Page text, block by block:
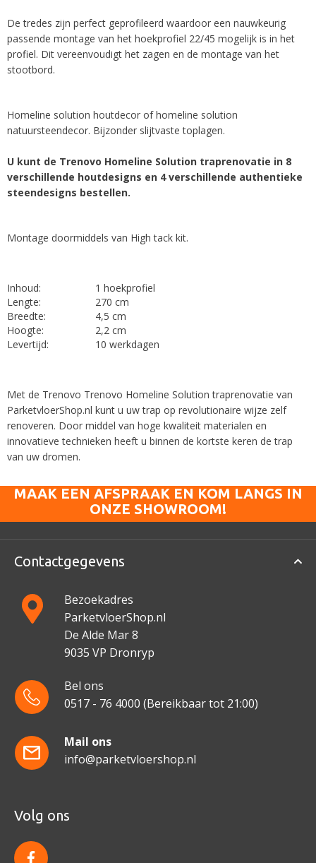
De tredes zijn perfect geprofileerd waardoor een nauwkeurig
passende montage van het hoekprofiel 22/45 mogelijk is in het
profiel. Dit vereenvoudigt het zagen en de montage van het
stootbord.
Homeline solution houtdecor of homeline solution
natuursteendecor. Bijzonder slijtvaste toplagen.
U kunt de Trenovo Homeline Solution traprenovatie in 8
verschillende houtdesigns en 4 verschillende authentieke
steendesigns bestellen.
Montage doormiddels van High tack kit.
Inhoud:
Lengte:
Breedte:
Hoogte:
Levertijd:
1 hoekprofiel
270 cm
4,5 cm
2,2 cm
10 werkdagen
Met de Trenovo Trenovo Homeline Solution traprenovatie van
ParketvloerShop.nl kunt u uw trap op revolutionaire wijze zelf
renoveren. Door middel van hoge kwaliteit materialen en
innovatieve technieken heeft u binnen de kortste keren de trap
van uw dromen.
MAAK EEN AFSPRAAK EN KOM LANGS IN
ONZE SHOWROOM!
Contactgegevens
Bezoekadres
ParketvloerShop.nl
De Alde Mar 8
9035 VP Dronryp
Bel ons
0517 - 76 4000 (Bereikbaar tot 21:00)
Mail ons
info@parketvloershop.nl
Volg ons